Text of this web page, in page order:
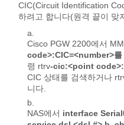
CIC(Circuit Identification
하려고 합니다(원격 끝이 맞
Cisco PGW 2200에서
code>:CIC=<number>를
령 rtrv-cic:<point
CIC 상태를 검색하거나
니다.
NAS에서 interface